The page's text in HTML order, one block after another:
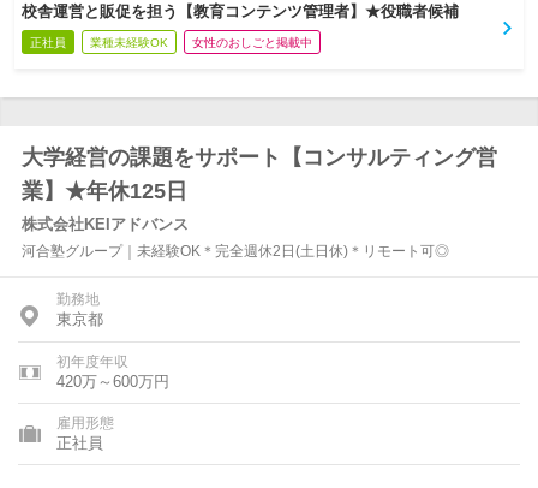
校舎運営と販促を担う【教育コンテンツ管理者】★役職者候補
正社員 業種未経験OK 女性のおしごと掲載中
大学経営の課題をサポート【コンサルティング営
業】★年休125日
株式会社KEIアドバンス
河合塾グループ｜未経験OK＊完全週休2日(土日休)＊リモート可◎
勤務地
東京都
初年度年収
420万～600万円
雇用形態
正社員